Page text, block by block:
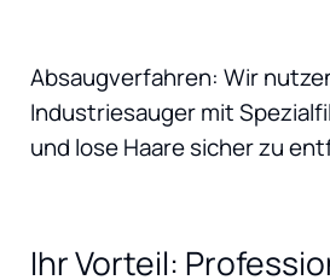
Absaugverfahren: Wir
Industriesauger mit
und lose Haare sicher zu
Ihr Vorteil: